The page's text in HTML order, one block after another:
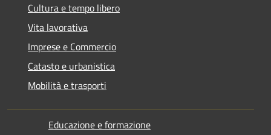
Cultura e tempo libero
Vita lavorativa
Imprese e Commercio
Catasto e urbanistica
Mobilità e trasporti
Educazione e formazione